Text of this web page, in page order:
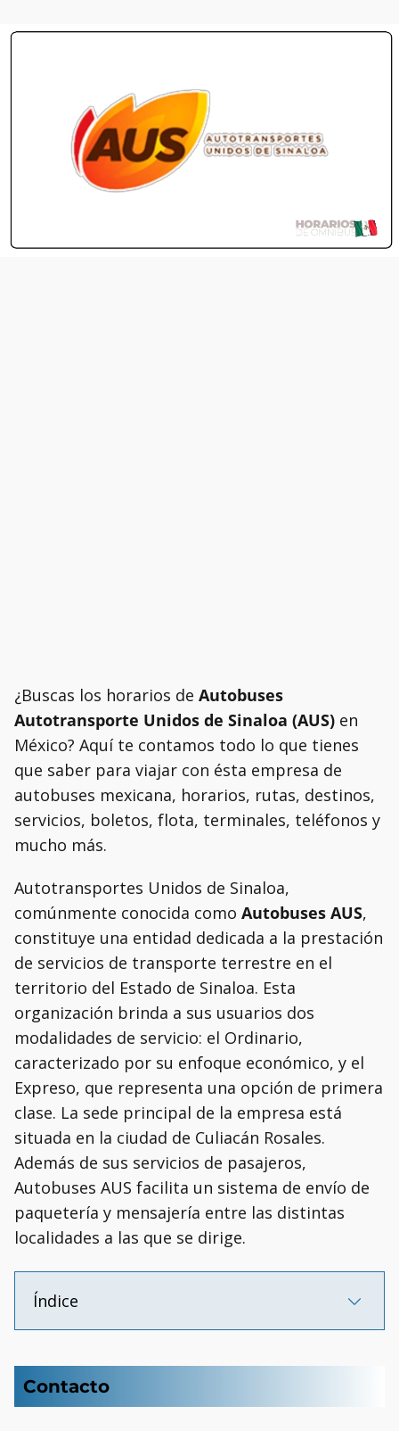
¿Buscas los horarios de Autobuses
Autotransporte Unidos de Sinaloa (AUS) en
México? Aquí te contamos todo lo que tienes
que saber para viajar con ésta empresa de
autobuses mexicana, horarios, rutas, destinos,
servicios, boletos, flota, terminales, teléfonos y
mucho más.
Autotransportes Unidos de Sinaloa,
comúnmente conocida como Autobuses AUS,
constituye una entidad dedicada a la prestación
de servicios de transporte terrestre en el
territorio del Estado de Sinaloa. Esta
organización brinda a sus usuarios dos
modalidades de servicio: el Ordinario,
caracterizado por su enfoque económico, y el
Expreso, que representa una opción de primera
clase. La sede principal de la empresa está
situada en la ciudad de Culiacán Rosales.
Además de sus servicios de pasajeros,
Autobuses AUS facilita un sistema de envío de
paquetería y mensajería entre las distintas
localidades a las que se dirige.
Índice
Contacto